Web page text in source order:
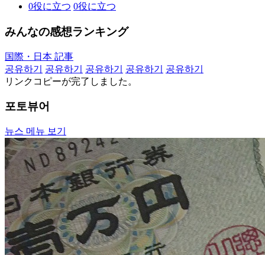
0役に立つ 0役に立つ
みんなの感想ランキング
国際・日本 記事
공유하기
공유하기 공유하기 공유하기
공유하기
リンクコピーが完了しました。
포토뷰어
뉴스 메뉴 보기